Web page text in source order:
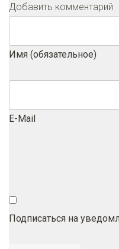
Добавить комментарий
Имя (обязательное)
E-Mail
Подписаться на